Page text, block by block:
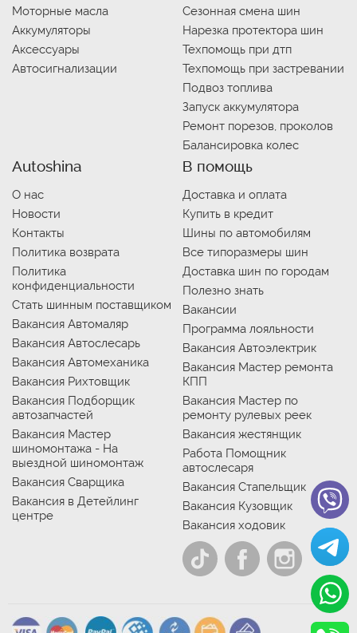
Моторные масла
Аккумуляторы
Аксессуары
Автосигнализации
Сезонная смена шин
Нарезка протектора шин
Техпомощь при дтп
Техпомощь при застревании
Подвоз топлива
Запуск аккумулятора
Ремонт порезов, проколов
Балансировка колес
Autoshina
О нас
Новости
Контакты
Политика возврата
Политика
конфиденциальности
Стать шинным поставщиком
Вакансия Автомаляр
Вакансия Автослесарь
Вакансия Автомеханика
Вакансия Рихтовщик
Вакансия Подборщик
автозапчастей
Вакансия Мастер
шиномонтажа - На
выездной шиномонтаж
Вакансия Сварщика
Вакансия в Детейлинг
центре
В помощь
Доставка и оплата
Купить в кредит
Шины по автомобилям
Все типоразмеры шин
Доставка шин по городам
Полезно знать
Вакансии
Программа лояльности
Вакансия Автоэлектрик
Вакансия Мастер ремонта
КПП
Вакансия Мастер по
ремонту рулевых реек
Вакансия жестянщик
Работа Помощник
автослесаря
Вакансия Стапельщик
Вакансия Кузовщик
Вакансия ходовик